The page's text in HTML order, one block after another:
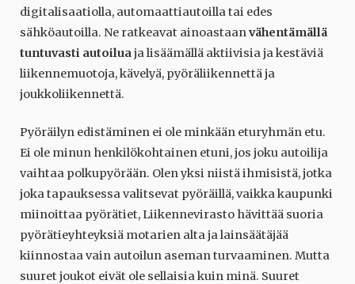
digitalisaatiolla, automaattiautoilla tai edes
sähköautoilla. Ne ratkeavat ainoastaanvähentämällä
tuntuvasti autoiluaja lisäämällä aktiivisia ja kestäviä
liikennemuotoja, kävelyä, pyöräliikennettä ja
joukkoliikennettä.
Pyöräilyn edistäminen ei ole minkään eturyhmän etu.
Ei ole minun henkilökohtainen etuni, jos joku autoilija
vaihtaa polkupyörään. Olen yksi niistä ihmisistä, jotka
joka tapauksessa valitsevat pyöräillä, vaikka kaupunki
miinoittaa pyörätiet, Liikennevirasto hävittää suoria
pyörätieyhteyksiä motarien alta ja lainsäätäjää
kiinnostaa vain autoilun aseman turvaaminen. Mutta
suuret joukot eivät ole sellaisia kuin minä. Suuret